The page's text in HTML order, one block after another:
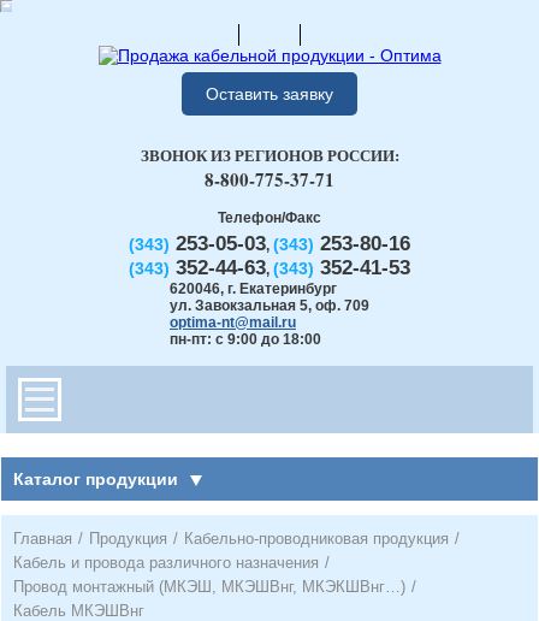
Оставить заявку
Телефон/Факс
(343) 253-05-03, (343) 253-80-16
(343) 352-44-63, (343) 352-41-53
620046, г. Екатеринбург
ул. Завокзальная 5, оф. 709
optima-nt@mail.ru
пн-пт: с 9:00 до 18:00
ЗВОНОК ИЗ РЕГИОНОВ РОССИИ:
8-800-775-37-71
Каталог продукции
Главная / Продукция / Кабельно-проводниковая продукция /
Кабель и провода различного назначения /
Провод монтажный (МКЭШ, МКЭШВнг, МКЭКШВнг…) /
Кабель МКЭШВнг